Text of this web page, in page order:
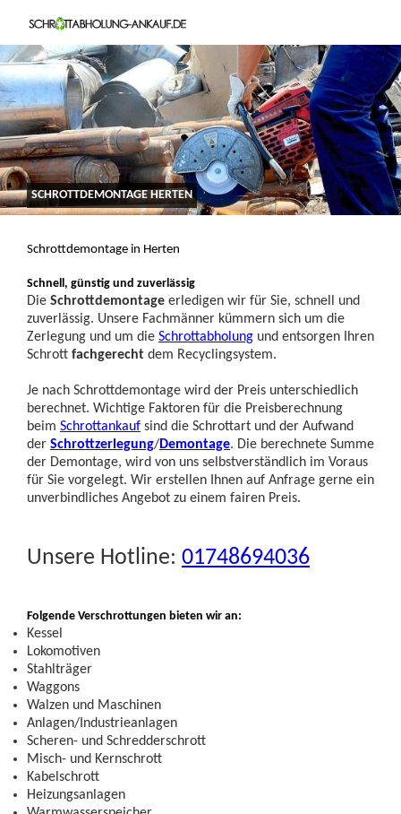
SCHROTTDEMONTAGE HERTEN
Schrottdemontage in Herten
Schnell, günstig und zuverlässig
Die Schrottdemontage erledigen wir für Sie, schnell und
zuverlässig. Unsere Fachmänner kümmern sich um die
Zerlegung und um die Schrottabholung und entsorgen Ihren
Schrott fachgerecht dem Recyclingsystem.
Je nach Schrottdemontage wird der Preis unterschiedlich
berechnet. Wichtige Faktoren für die Preisberechnung
beim Schrottankauf sind die Schrottart und der Aufwand
der Schrottzerlegung/Demontage. Die berechnete Summe
der Demontage, wird von uns selbstverständlich im Voraus
für Sie vorgelegt. Wir erstellen Ihnen auf Anfrage gerne ein
unverbindliches Angebot zu einem fairen Preis.
Unsere Hotline: 01748694036
Folgende Verschrottungen bieten wir an:
Kessel
Lokomotiven
Stahlträger
Waggons
Walzen und Maschinen
Anlagen/Industrieanlagen
Scheren- und Schredderschrott
Misch- und Kernschrott
Kabelschrott
Heizungsanlagen